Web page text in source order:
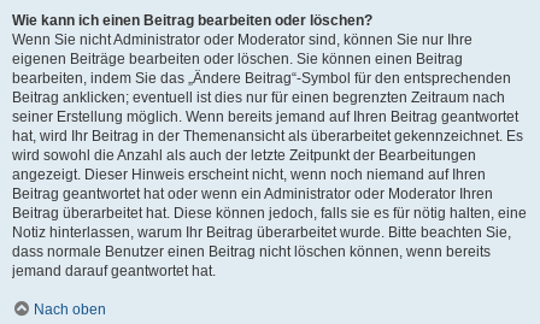
Wie kann ich einen Beitrag bearbeiten oder löschen?
Wenn Sie nicht Administrator oder Moderator sind, können Sie nur Ihre
eigenen Beiträge bearbeiten oder löschen. Sie können einen Beitrag
bearbeiten, indem Sie das „Ändere Beitrag“-Symbol für den entsprechenden
Beitrag anklicken; eventuell ist dies nur für einen begrenzten Zeitraum nach
seiner Erstellung möglich. Wenn bereits jemand auf Ihren Beitrag geantwortet
hat, wird Ihr Beitrag in der Themenansicht als überarbeitet gekennzeichnet. Es
wird sowohl die Anzahl als auch der letzte Zeitpunkt der Bearbeitungen
angezeigt. Dieser Hinweis erscheint nicht, wenn noch niemand auf Ihren
Beitrag geantwortet hat oder wenn ein Administrator oder Moderator Ihren
Beitrag überarbeitet hat. Diese können jedoch, falls sie es für nötig halten, eine
Notiz hinterlassen, warum Ihr Beitrag überarbeitet wurde. Bitte beachten Sie,
dass normale Benutzer einen Beitrag nicht löschen können, wenn bereits
jemand darauf geantwortet hat.
Nach oben